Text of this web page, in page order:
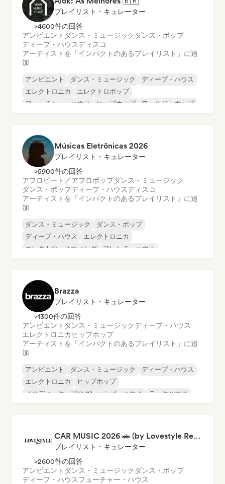
プレイリスト・キュレーター
>4600件の回答
アンビエント ダンス・ミュージック ダンス・ポップ
ディープ・ハウスディスコ
アーティストを「インパクトのあるプレイリスト」に追
加
アンビエント ダンス・ミュージック
ディープ・ハウス
エレクトロニカ
エレクトロポップ
フューチャー・ハウス
ヒップホップ ワールド・ポップ
Músicas Eletrônicas 2026
プレイリスト・キュレーター
>5900件の回答
アフロビート／アフロポップダンス・ミュージック
ダンス・ポップディープ・ハウスディスコ
アーティストを「インパクトのあるプレイリスト」に追
加
ダンス・ミュージック
ダンス・ポップ
ディープ・ハウス
エレクトロニカ
エレクトロ・スウィング
フレンチ・ハウス
Brazza
プレイリスト・キュレーター
>1300件の回答
アンビエント ダンス・ミュージックディープ・ハウス
エレクトロニカ ヒップホップ
アーティストを「インパクトのあるプレイリスト」に追
加
アンビエント ダンス・ミュージック
ディープ・ハウス
エレクトロニカ
ヒップホップ
メロディック・プログレッシブ・ハウス
テックハウス
CAR MUSIC 2026 🚗 (by Lovestyle Records)
プレイリスト・キュレーター
>2600件の回答
アンビエント ダンス・ミュージック ダンス・ポップ
ディープ・ハウスフューチャー・ハウス